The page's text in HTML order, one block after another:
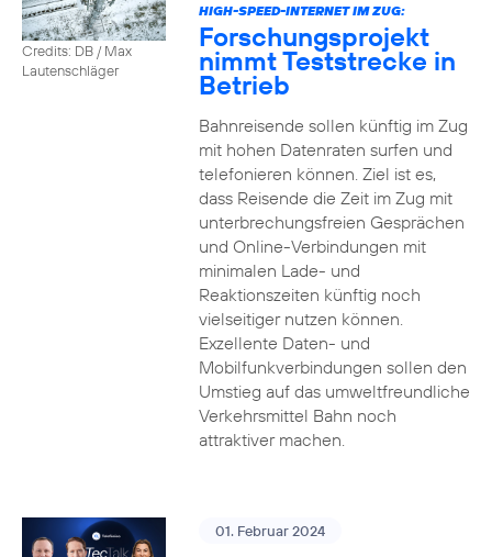
Credits: DB / Max
Lautenschläger
HIGH-SPEED-INTERNET IM ZUG:
Forschungsprojekt
nimmt Teststrecke in
Betrieb
Bahnreisende sollen künftig im Zug
mit hohen Datenraten surfen und
telefonieren können. Ziel ist es,
dass Reisende die Zeit im Zug mit
unterbrechungsfreien Gesprächen
und Online-Verbindungen mit
minimalen Lade- und
Reaktionszeiten künftig noch
vielseitiger nutzen können.
Exzellente Daten- und
Mobilfunkverbindungen sollen den
Umstieg auf das umweltfreundliche
Verkehrsmittel Bahn noch
attraktiver machen.
01. Februar 2024